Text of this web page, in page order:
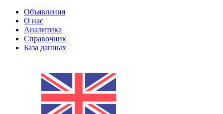
Объявления
О нас
Аналитика
Справочник
База данных